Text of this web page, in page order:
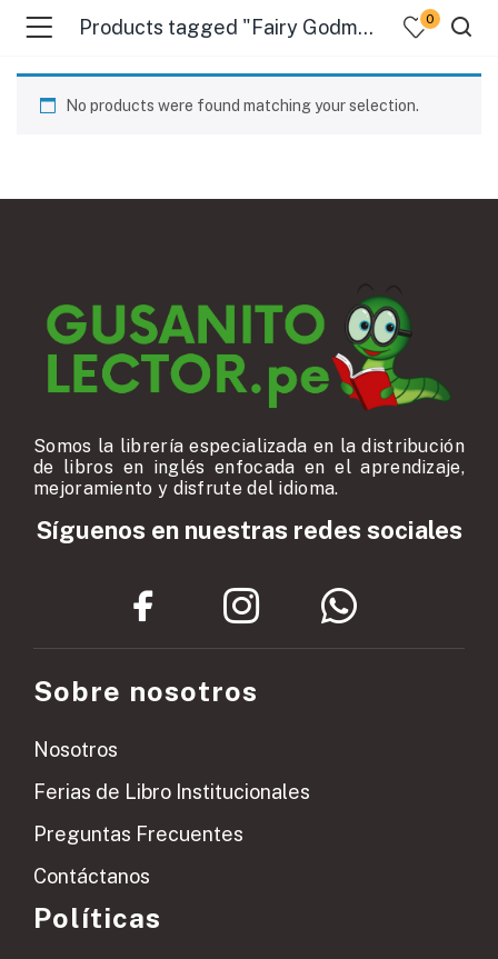
Products tagged "Fairy Godmothers" 0
No products were found matching your selection.
Somos la librería especializada en la distribución
de libros en inglés enfocada en el aprendizaje,
mejoramiento y disfrute del idioma.
Síguenos en nuestras redes sociales
Sobre nosotros
Nosotros
Ferias de Libro Institucionales
Preguntas Frecuentes
Contáctanos
Políticas